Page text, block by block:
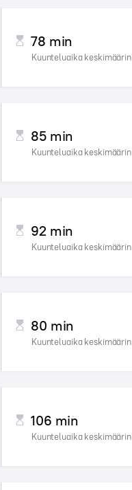
78 min
Kuunteluaika keskimäärin
85 min
Kuunteluaika keskimäärin
92 min
Kuunteluaika keskimäärin
80 min
Kuunteluaika keskimäärin
106 min
Kuunteluaika keskimäärin